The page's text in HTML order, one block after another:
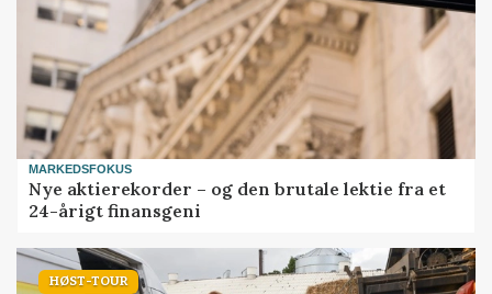
MARKEDSFOKUS
Nye aktierekorder – og den brutale lektie fra et
24-årigt finansgeni
HØST-TOUR